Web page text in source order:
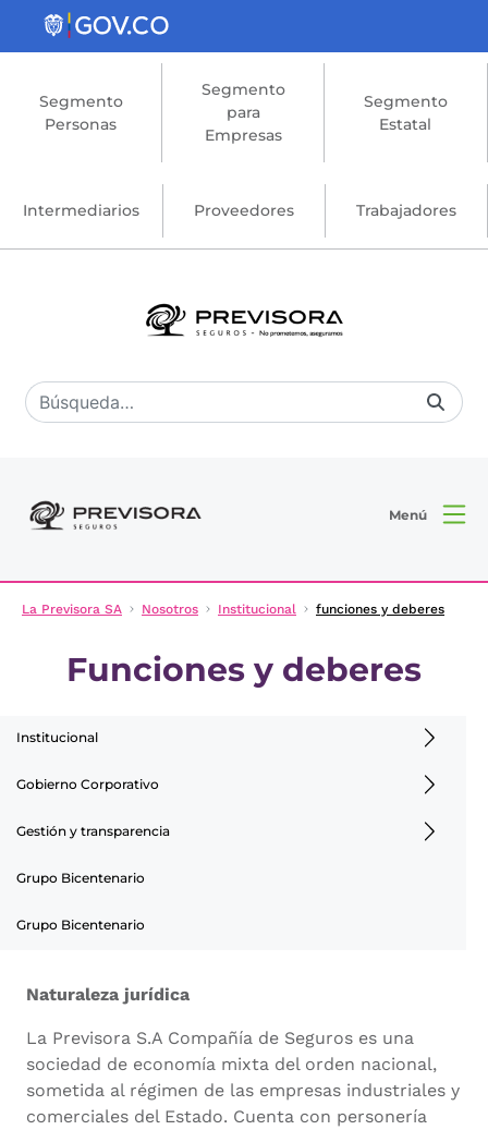
Saltar al contenido principal
Segmento
Personas
Segmento
para
Empresas
Segmento
Estatal
Intermediarios Proveedores Trabajadores
Menú
La Previsora SA Nosotros Institucional funciones y deberes
Funciones y deberes
Institucional
Gobierno Corporativo
Gestión y transparencia
Grupo Bicentenario
Grupo Bicentenario
Naturaleza jurídica
La Previsora S.A Compañía de Seguros es una
sociedad de economía mixta del orden nacional,
sometida al régimen de las empresas industriales y
comerciales del Estado. Cuenta con personería